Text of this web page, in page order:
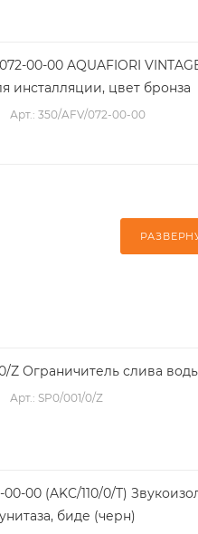
00-00 AQUAFIORI
инсталляции, цвет бронза
Арт.: 350/AFV/072-00-00
KK-POL SP0/001/0/Z Ограничитель
Арт.: SP0/001/0/Z
00-00 (AKC/110/0/T)
биде (черн)